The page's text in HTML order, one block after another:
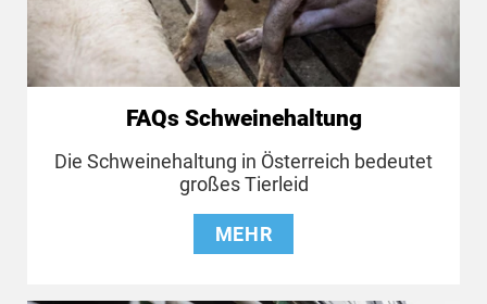
FAQs Schweinehaltung
Die Schweinehaltung in Österreich bedeutet
großes Tierleid
MEHR